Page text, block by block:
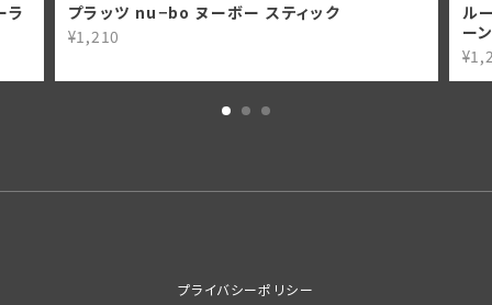
ラ
プラッツ nu−bo ヌーボー スティック
¥1,210
ル
ー
プライバシーポリシー